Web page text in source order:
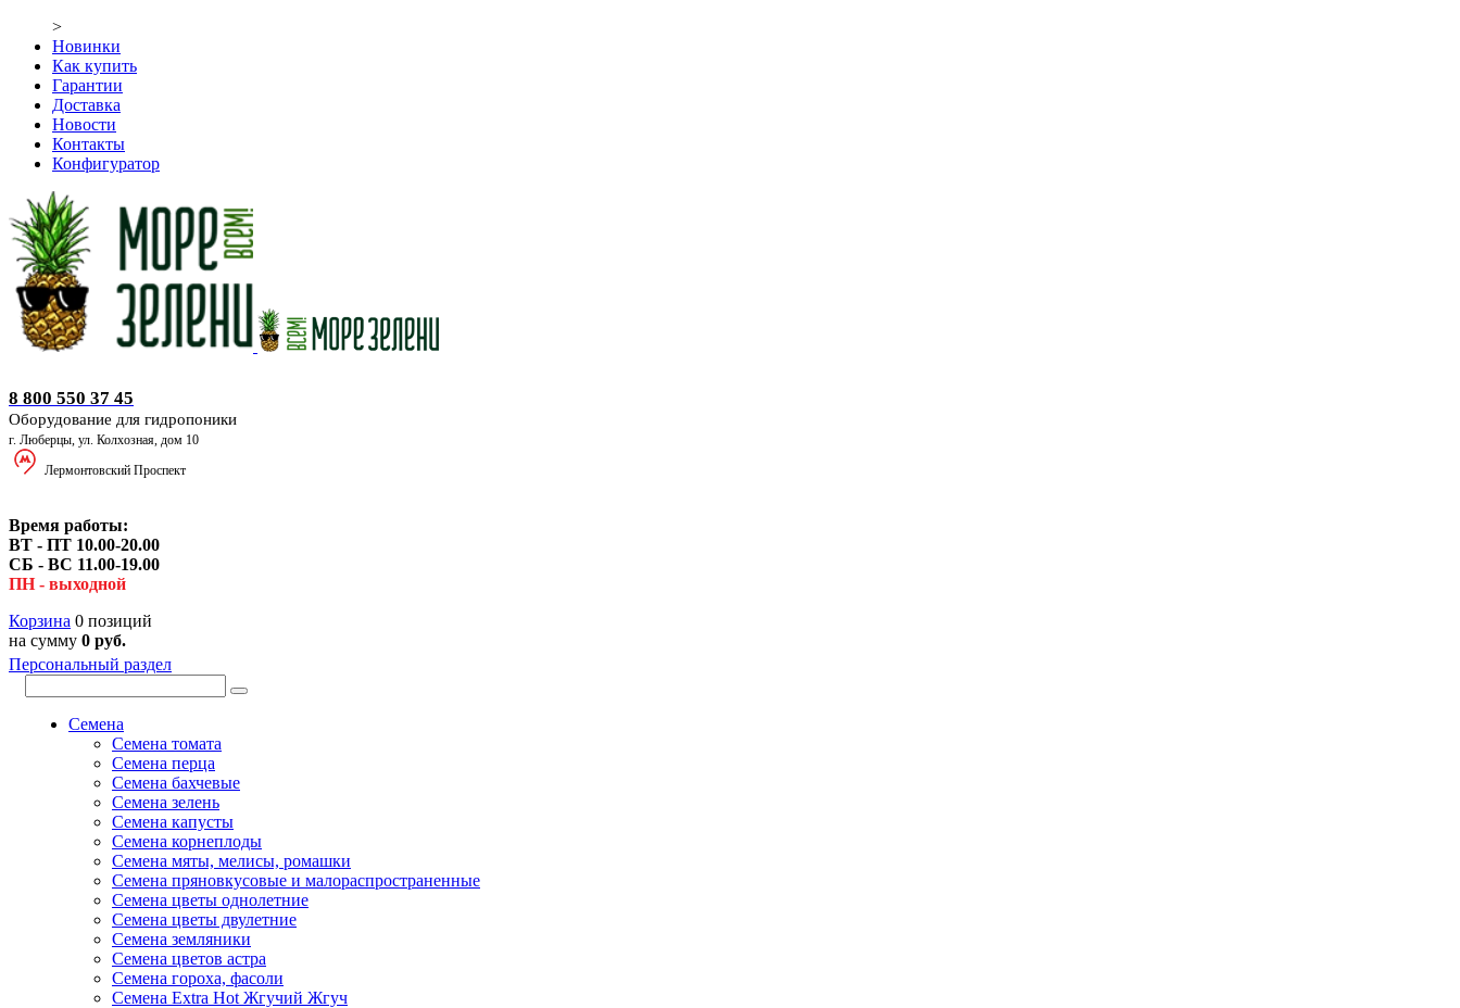
>
Новинки
Как купить
Гарантии
Доставка
Новости
Контакты
Конфигуратор
8 800 550 37 45
Оборудование для гидропоники
г. Люберцы, ул. Колхозная, дом 10
Лермонтовский Проспект
Время работы:
ВТ - ПТ 10.00-20.00
СБ - ВС 11.00-19.00
ПН - выходной
Корзина 0 позиций
на сумму 0 руб.
Персональный раздел
Семена
Семена томата
Семена перца
Семена бахчевые
Семена зелень
Семена капусты
Семена корнеплоды
Семена мяты, мелисы, ромашки
Семена пряновкусовые и малораспространенные
Семена цветы однолетние
Семена цветы двулетние
Семена земляники
Семена цветов астра
Семена гороха, фасоли
Семена Extra Hot Жгучий Жгуч